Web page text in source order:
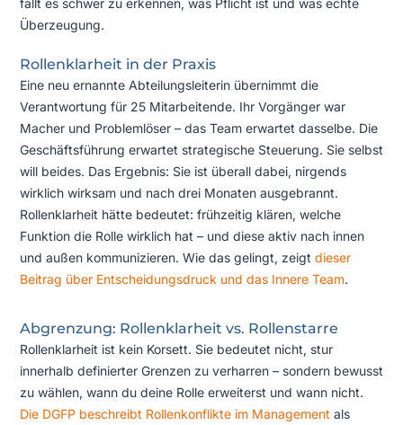
Überzeugung.
Rollenklarheit in der Praxis
Eine neu ernannte Abteilungsleiterin übernimmt die
Verantwortung für 25 Mitarbeitende. Ihr Vorgänger war
Macher und Problemlöser – das Team erwartet dasselbe. Die
Geschäftsführung erwartet strategische Steuerung. Sie selbst
will beides. Das Ergebnis: Sie ist überall dabei, nirgends
wirklich wirksam und nach drei Monaten ausgebrannt.
Rollenklarheit hätte bedeutet: frühzeitig klären, welche
Funktion die Rolle wirklich hat – und diese aktiv nach innen
und außen kommunizieren. Wie das gelingt, zeigt dieser
Beitrag über Entscheidungsdruck und das Innere Team.
Abgrenzung: Rollenklarheit vs. Rollenstarre
Rollenklarheit ist kein Korsett. Sie bedeutet nicht, stur
innerhalb definierter Grenzen zu verharren – sondern bewusst
zu wählen, wann du deine Rolle erweiterst und wann nicht.
Die DGFP beschreibt Rollenkonflikte im Management als